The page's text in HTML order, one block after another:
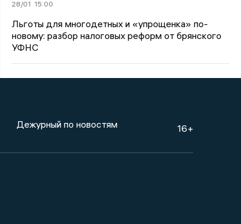
28/01 15:00
Льготы для многодетных и «упрощенка» по-
новому: разбор налоговых реформ от брянского
УФНС
Дежурный по новостям 16+